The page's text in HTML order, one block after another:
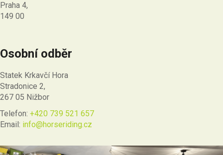
Praha 4,
149 00
Osobní odběr
Statek Krkavčí Hora
Stradonice 2,
267 05 Nižbor
Telefon: +420 739 521 657
Email: info@horseriding.cz